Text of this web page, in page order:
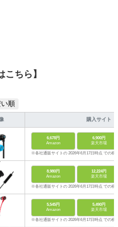
こちら】
順
購入サイト
6,678円
Amazon
6,900円
楽天市場
※各社通販サイトの 2026年6月17日時点 での税
8,980円
Amazon
12,224円
楽天市場
※各社通販サイトの 2026年6月17日時点 での税
5,545円
Amazon
5,490円
楽天市場
※各社通販サイトの 2026年6月17日時点 での税